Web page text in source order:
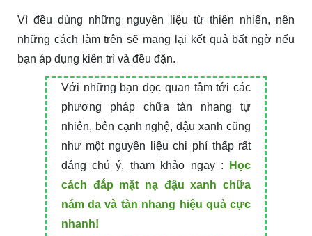
Vì đều dùng những nguyên liệu từ thiên nhiên, nên
những cách làm trên sẽ mang lại kết quả bất ngờ nếu
bạn áp dụng kiên trì và đều đặn.
Với những bạn đọc quan tâm tới các
phương pháp chữa tàn nhang tự
nhiên, bên cạnh nghệ, đậu xanh cũng
như một nguyên liệu chi phí thấp rất
đáng chú ý, tham khảo ngay :
Học
cách đắp mặt nạ đậu xanh chữa
nám da và tàn nhang hiệu quả cực
nhanh!